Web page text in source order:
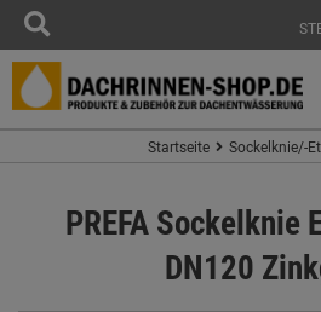
Startseite Sockelknie/-
PREFA Sockelknie
DN120